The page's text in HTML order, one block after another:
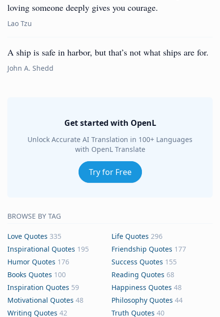
loving someone deeply gives you courage.
Lao Tzu
A ship is safe in harbor, but that’s not what ships are for.
John A. Shedd
Get started with OpenL
Unlock Accurate AI Translation in 100+ Languages
with OpenL Translate
Try for Free
BROWSE BY TAG
Love Quotes 335 Life Quotes 296
Inspirational Quotes 195 Friendship Quotes 177
Humor Quotes 176 Success Quotes 155
Books Quotes 100 Reading Quotes 68
Inspiration Quotes 59 Happiness Quotes 48
Motivational Quotes 48 Philosophy Quotes 44
Writing Quotes 42 Truth Quotes 40